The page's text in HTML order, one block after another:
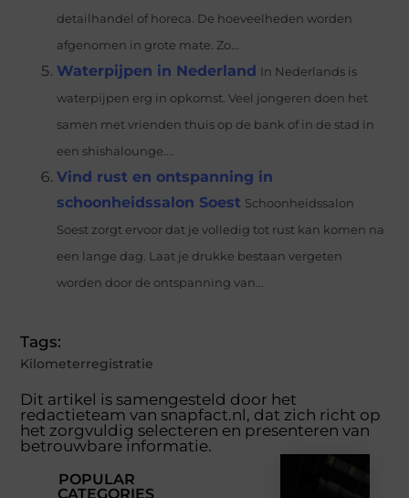
detailhandel of horeca. De hoeveelheden worden
afgenomen in grote mate. Zo...
Waterpijpen in Nederland In Nederlands is
waterpijpen erg in opkomst. Veel jongeren doen het
samen met vrienden thuis op de bank of in de stad in
een shishalounge....
Vind rust en ontspanning in
schoonheidssalon Soest Schoonheidssalon
Soest zorgt ervoor dat je volledig tot rust kan komen na
een lange dag. Laat je drukke bestaan vergeten
worden door de ontspanning van...
Tags:
Kilometerregistratie
Dit artikel is samengesteld door het
redactieteam van snapfact.nl, dat zich richt op
het zorgvuldig selecteren en presenteren van
betrouwbare informatie.
POPULAR
CATEGORIES